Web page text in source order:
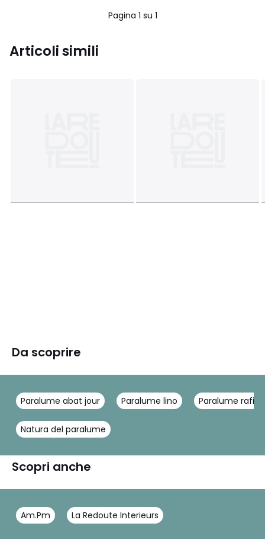
Pagina 1 su 1
Articoli simili
Da scoprire
Paralume abat jour Paralume lino Paralume rafia
Natura del paralume
Scopri anche
Am.Pm La Redoute Interieurs